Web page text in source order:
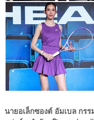
นายอเล็กซองต์ อัมเบล กร